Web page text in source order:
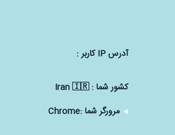
آدرس IP كاربر :
كشور شما :Iran 🇮🇷
مرورگر شما :Chrome